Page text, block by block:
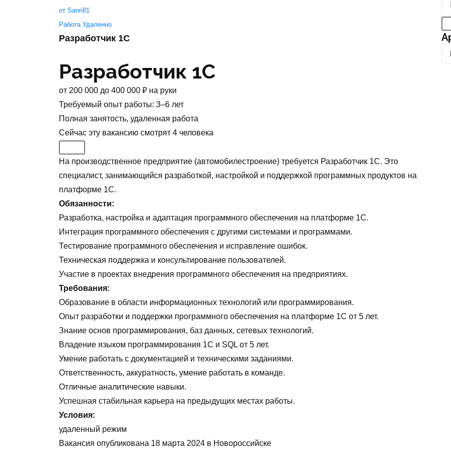
от Sanri81
Работа Удаленно
Разработчик 1С
Разработчик 1С
от 200 000 до 400 000 ₽ на руки
Требуемый опыт работы: 3–6 лет
Полная занятость, удаленная работа
Сейчас эту вакансию смотрят 4 человека
На производственное предприятие (автомобилестроение) требуется Разработчик 1С. Это
специалист, занимающийся разработкой, настройкой и поддержкой программных продуктов на
платформе 1С.
Обязанности:
Разработка, настройка и адаптация программного обеспечения на платформе 1С.
Интеграция программного обеспечения с другими системами и программами.
Тестирование программного обеспечения и исправление ошибок.
Техническая поддержка и консультирование пользователей.
Участие в проектах внедрения программного обеспечения на предприятиях.
Требования:
Образование в области информационных технологий или программирования.
Опыт разработки и поддержки программного обеспечения на платформе 1С от 5 лет.
Знание основ программирования, баз данных, сетевых технологий.
Владение языком программирования 1С и SQL от 5 лет.
Умение работать с документацией и техническими заданиями.
Ответственность, аккуратность, умение работать в команде.
Отличные аналитические навыки.
Успешная стабильная карьера на предыдущих местах работы.
Условия:
удаленный режим
Вакансия опубликована 18 марта 2024 в Новороссийске